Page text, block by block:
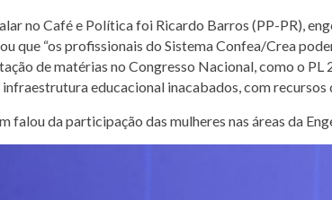
no Café e Política foi Ricardo Barros (PP-PR),
que “os profissionais do Sistema Confea/Crea
de matérias no Congresso Nacional, como o
infraestrutura educacional inacabados, com
falou da participação das mulheres nas áreas da